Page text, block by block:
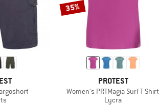
35%
PROTEST
Women's PRTMagia Surf T-Shirt
Lycra